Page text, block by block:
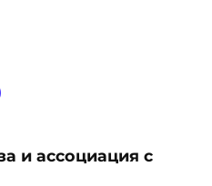
и ассоциация с